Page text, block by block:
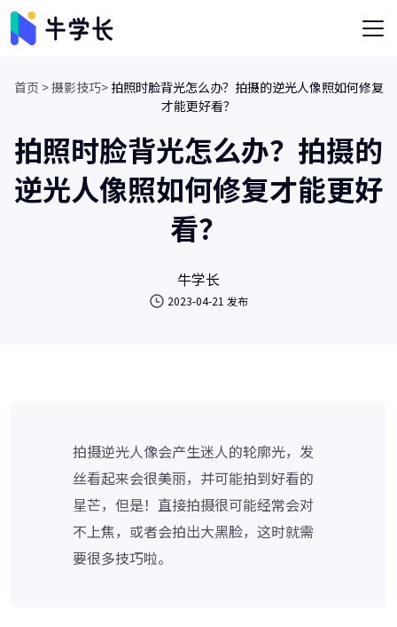
首页 >摄影技巧> 拍照时脸背光怎么办？拍摄的逆光人像照如何修复
才能更好看？
拍照时脸背光怎么办？拍摄的
逆光人像照如何修复才能更好
看？
牛学长
2023-04-21 发布
拍摄逆光人像会产生迷人的轮廓光，发
丝看起来会很美丽，并可能拍到好看的
星芒，但是！直接拍摄很可能经常会对
不上焦，或者会拍出大黑脸，这时就需
要很多技巧啦。